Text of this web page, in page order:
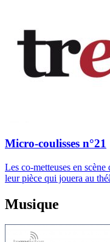
Micro-coulisses n°21
Les co-metteuses en
leur pièce qui jouera au
Musique